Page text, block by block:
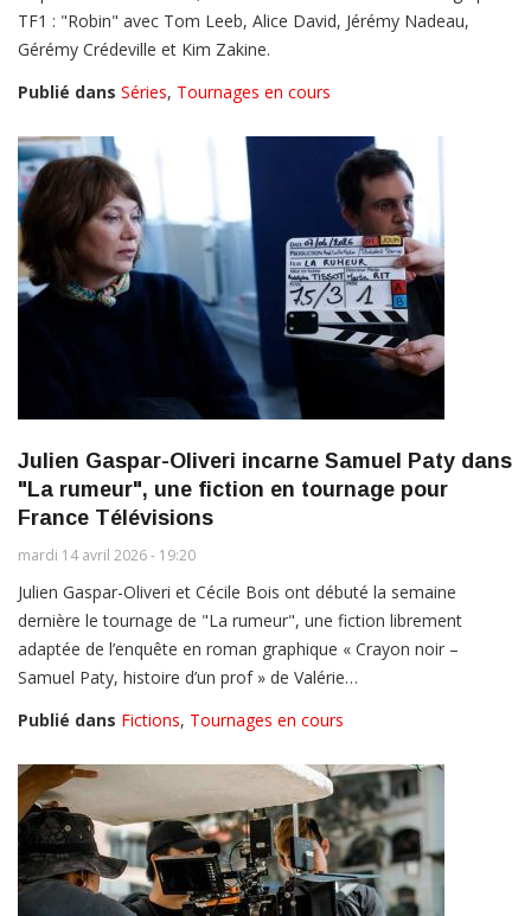
TF1 : "Robin" avec Tom Leeb, Alice David, Jérémy Nadeau,
Gérémy Crédeville et Kim Zakine.
Publié dans Séries, Tournages en cours
Julien Gaspar-Oliveri incarne Samuel Paty dans
"La rumeur", une fiction en tournage pour
France Télévisions
mardi 14 avril 2026 - 19:20
Julien Gaspar-Oliveri et Cécile Bois ont débuté la semaine
dernière le tournage de "La rumeur", une fiction librement
adaptée de l’enquête en roman graphique « Crayon noir –
Samuel Paty, histoire d’un prof » de Valérie…
Publié dans Fictions, Tournages en cours